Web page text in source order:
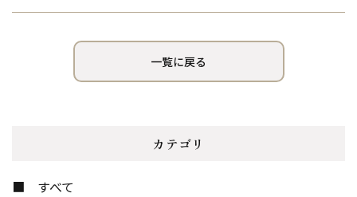
一覧に戻る
カテゴリ
すべて